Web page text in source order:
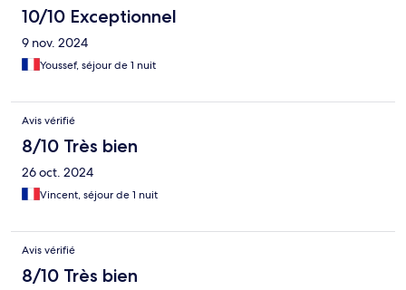
10/10 Exceptionnel
9 nov. 2024
Youssef, séjour de 1 nuit
Avis vérifié
8/10 Très bien
26 oct. 2024
Vincent, séjour de 1 nuit
Avis vérifié
8/10 Très bien